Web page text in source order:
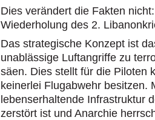
Dies verändert die Fakten
Wiederholung des 2.
Das strategische Konzept ist
unablässige Luftangriffe zu
säen. Dies stellt für die Piloten
keinerlei Flugabwehr besitzen.
lebenserhaltende Infrastruktur
zerstört ist und Anarchie